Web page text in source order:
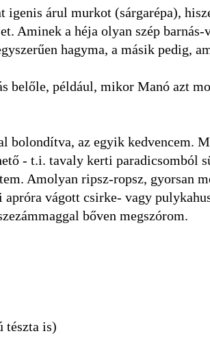
árul murkot (sárgarépa),
Aminek a héja olyan szép barnás-
hagyma, a másik pedig,
belőle, például, mikor Manó azt
bolondítva, az egyik kedvencem.
- t.i. tavaly kerti paradicsomból
Amolyan ripsz-ropsz, gyorsan
apróra vágott csirke- vagy
bőven megszórom.
tészta is)